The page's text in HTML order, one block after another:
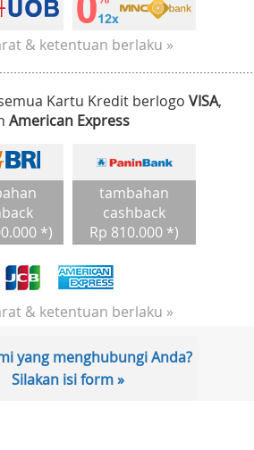
& ketentuan berlaku »
Kartu Kredit berlogo VISA,
American Express
*)
tambahan
cashback
Rp 810.000 *)
& ketentuan berlaku »
yang menghubungi Anda?
Silakan isi form »